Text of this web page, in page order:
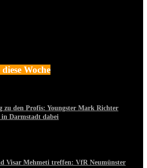
Woche
zu den Profis: Youngster Mark Richter
Darmstadt dabei
Visar Mehmeti treffen: VfR Neumünster